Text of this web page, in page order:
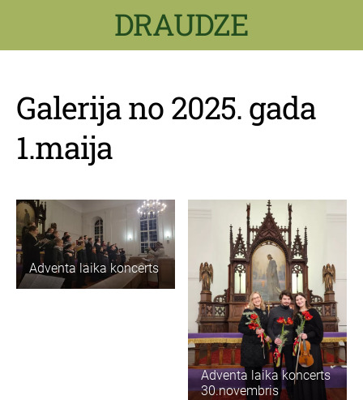
DRAUDZE
Galerija no 2025. gada
1.maija
Adventa laika koncerts
Adventa laika koncerts
30.novembris